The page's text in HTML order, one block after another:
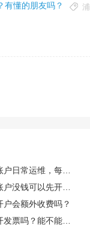
有懂的朋友吗？
户会额外收费吗？